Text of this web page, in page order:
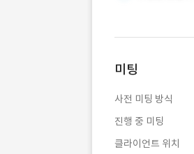
미팅
사전 미팅 방식
진행 중 미팅
클라이언트 위치